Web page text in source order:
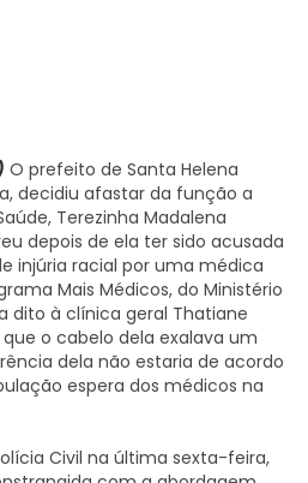
O prefeito de Santa Helena
decidiu afastar da função a
Terezinha Madalena
depois de ela ter sido acusada
injúria racial por uma médica
Mais Médicos, do Ministério
dito à clínica geral Thatiane
que o cabelo dela exalava um
dela não estaria de acordo
espera dos médicos na
Civil na última sexta-feira,